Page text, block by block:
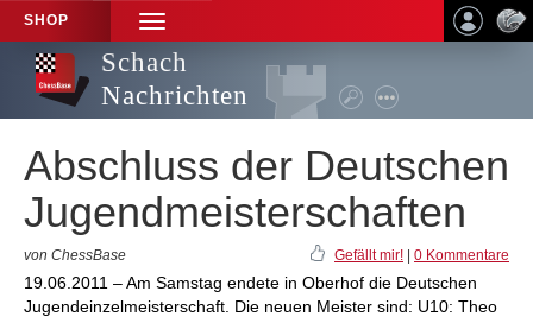
SHOP
TOGGLE
NAVIGATION
Schach
Nachrichten
Abschluss der Deutschen
Jugendmeisterschaften
von ChessBase Gefällt mir! 0 Kommentare
19.06.2011 – Am Samstag endete in Oberhof die Deutschen
Jugendeinzelmeisterschaft. Die neuen Meister sind: U10: Theo